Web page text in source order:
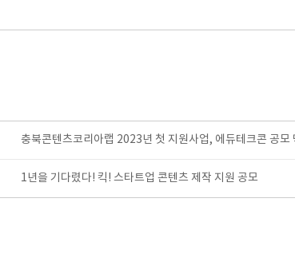
충북콘텐츠코리아랩 2023년 첫 지원사업, 에듀테크콘 공모
1년을 기다렸다! 킥! 스타트업 콘텐츠 제작 지원 공모